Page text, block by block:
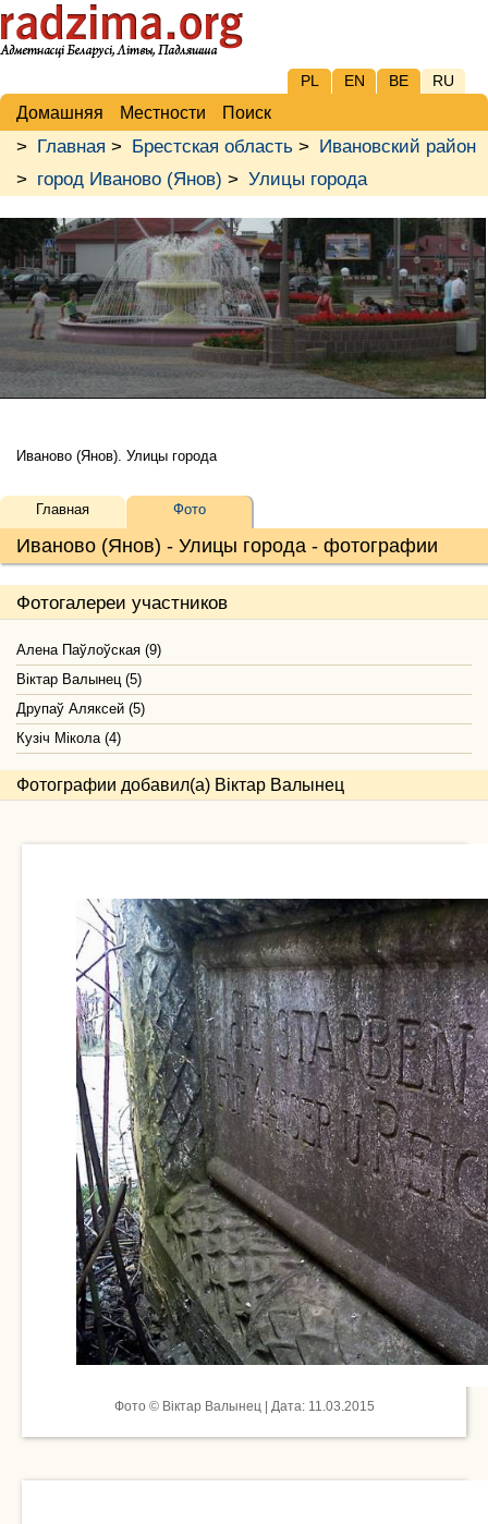
PL EN BE RU
Домашняя Местности Поиск
> Главная > Брестская область > Ивановский район
> город Иваново (Янов) > Улицы города
Иваново (Янов). Улицы города
Иваново (Янов) - Улицы города - фотографии
Главная Фото
Фотогалереи участников
Алена Паўлоўская (9)
Віктар Валынец (5)
Друпаў Аляксей (5)
Кузіч Мікола (4)
Фотографии добавил(а) Віктар Валынец
Фото © Віктар Валынец | Дата: 11.03.2015